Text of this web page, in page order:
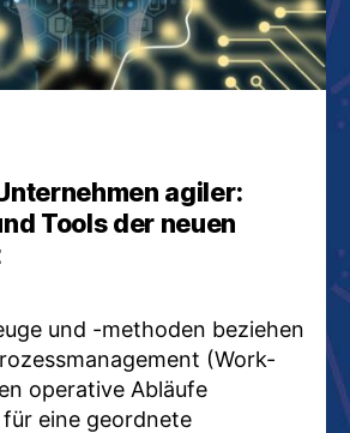
agiler:
Tools der neuen
und -methoden beziehen
(Work-
operative Abläufe
eine geordnete